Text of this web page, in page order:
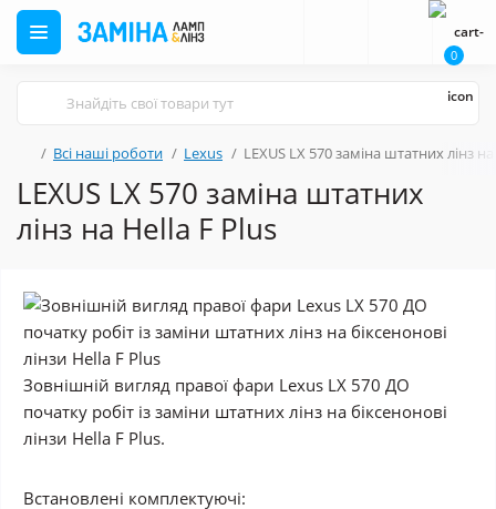
0
Всі наші роботи Lexus LEXUS LX 570 заміна штатних лінз
LEXUS LX 570 заміна штатних
лінз на Hella F Plus
Зовнішній вигляд правої фари Lexus LX 570 ДО
початку робіт із заміни штатних лінз на біксенонові
лінзи Hella F Plus.
Встановлені комплектуючі: